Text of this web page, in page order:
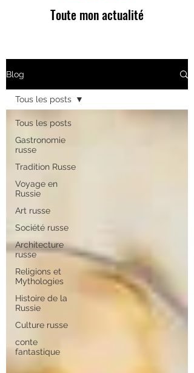
Toute mon actualité
Blog
Tous les posts
Gastronomie
russe
Tradition Russe
Voyage en
Russie
Art russe
Société russe
Architecture
russe
Religions et
Mythologies
Histoire de la
Russie
Culture russe
conte
fantastique
Tous les posts